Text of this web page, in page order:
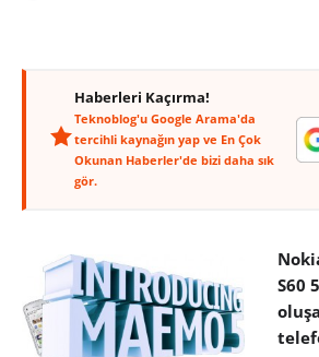
Haberleri Kaçırma!
Teknoblog'u Google Arama'da
tercihli kaynağın yap ve En Çok
Okunan Haberler'de bizi daha sık
gör.
S60